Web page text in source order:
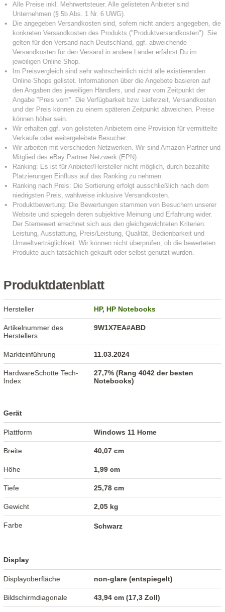
Produktdatenblatt
Hersteller HP,HP Notebooks
Artikelnummer des
Herstellers
9W1X7EA#ABD
Markteinführung 11.03.2024
HardwareSchotte Tech-
Index
27,7% (Rang 4042 der besten
Notebooks)
Gerät
Plattform Windows 11 Home
Breite 40,07 cm
Höhe 1,99 cm
Tiefe 25,78 cm
Gewicht 2,05 kg
Farbe Schwarz
Display
Displayoberfläche non-glare (entspiegelt)
Bildschirmdiagonale 43,94 cm (17,3 Zoll)